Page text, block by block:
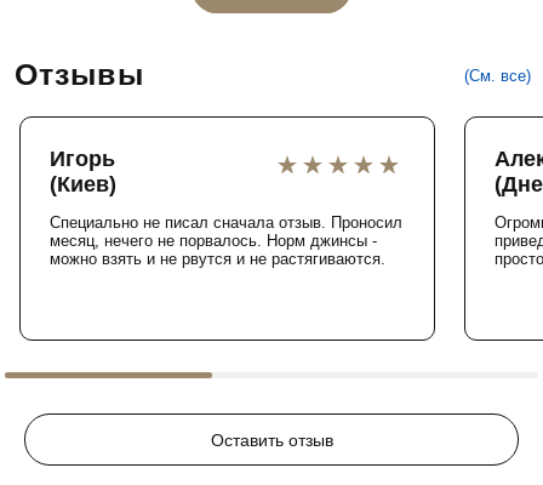
Отзывы (См. все)
Игорь
(Киев)
Специально не писал сначала отзыв. Проносил
месяц, нечего не порвалось. Норм джинсы -
можно взять и не рвутся и не растягиваются.
Оставить отзыв